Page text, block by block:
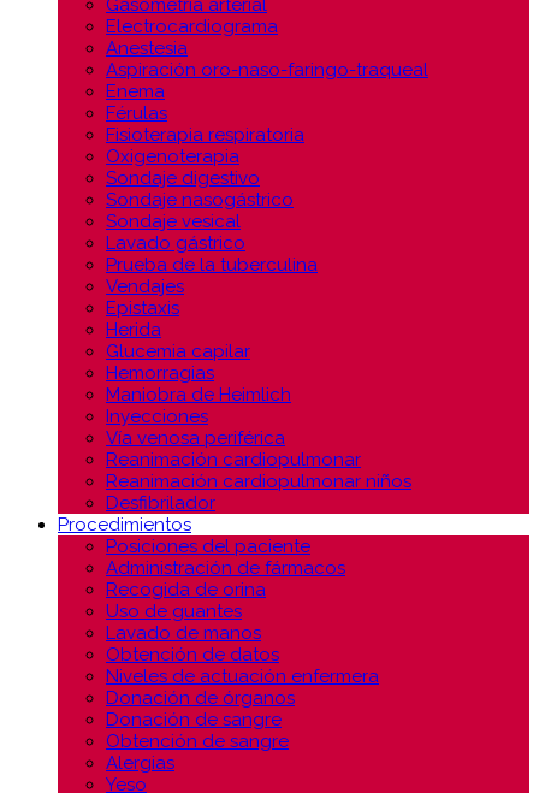
Gasometría arterial
Electrocardiograma
Anestesia
Aspiración oro-naso-faringo-traqueal
Enema
Férulas
Fisioterapia respiratoria
Oxigenoterapia
Sondaje digestivo
Sondaje nasogástrico
Sondaje vesical
Lavado gástrico
Prueba de la tuberculina
Vendajes
Epistaxis
Herida
Glucemia capilar
Hemorragias
Maniobra de Heimlich
Inyecciones
Vía venosa periférica
Reanimación cardiopulmonar
Reanimación cardiopulmonar niños
Desfibrilador
Procedimientos
Posiciones del paciente
Administración de fármacos
Recogida de orina
Uso de guantes
Lavado de manos
Obtención de datos
Niveles de actuación enfermera
Donación de órganos
Donación de sangre
Obtención de sangre
Alergias
Yeso